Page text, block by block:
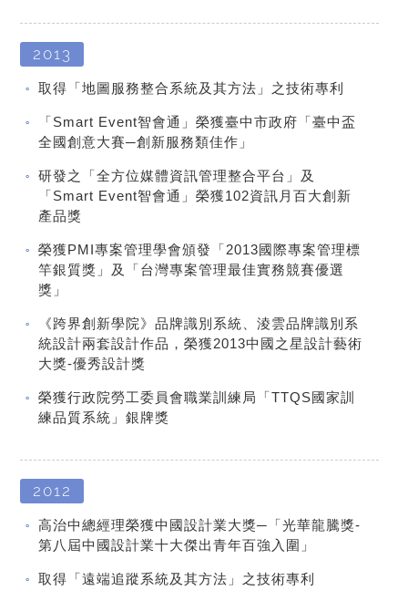
2013
取得「地圖服務整合系統及其方法」之技術專利
「Smart Event智會通」榮獲臺中市政府「臺中盃
全國創意大賽─創新服務類佳作」
研發之「全方位媒體資訊管理整合平台」及
「Smart Event智會通」榮獲102資訊月百大創新
產品獎
榮獲PMI專案管理學會頒發「2013國際專案管理標
竿銀質獎」及「台灣專案管理最佳實務競賽優選
獎」
《跨界創新學院》品牌識別系統、淩雲品牌識別系
統設計兩套設計作品，榮獲2013中國之星設計藝術
大獎-優秀設計獎
榮獲行政院勞工委員會職業訓練局「TTQS國家訓
練品質系統」銀牌獎
2012
高治中總經理榮獲中國設計業大獎─「光華龍騰獎-
第八屆中國設計業十大傑出青年百強入圍」
取得「遠端追蹤系統及其方法」之技術專利